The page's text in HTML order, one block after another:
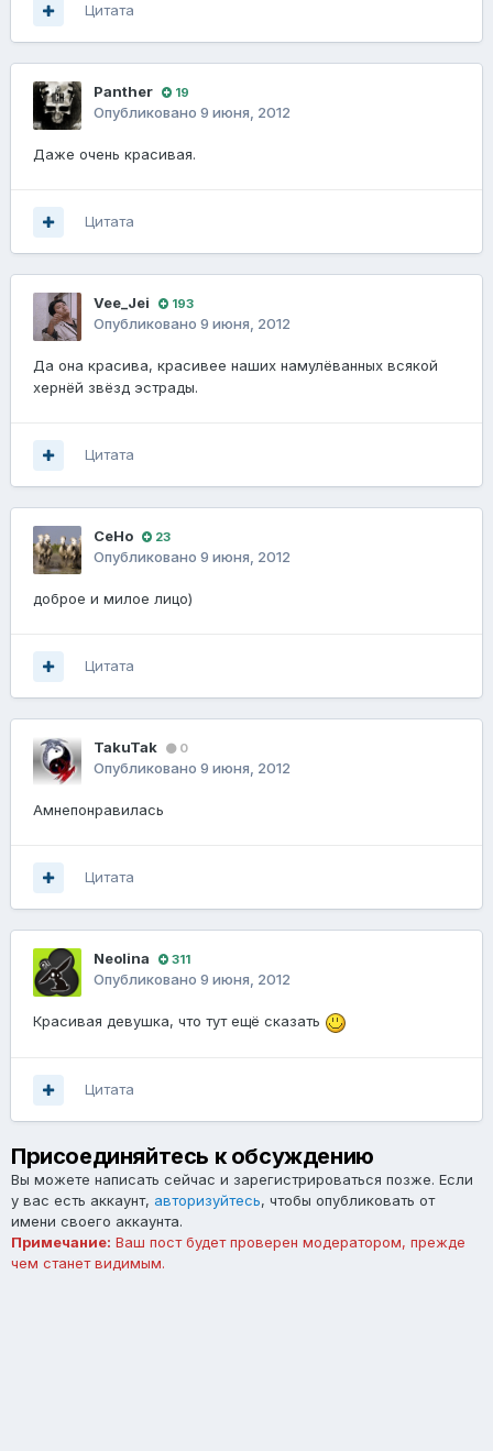
Цитата
Panther 19
Опубликовано 9 июня, 2012
Даже очень красивая.
Цитата
Vee_Jei 193
Опубликовано 9 июня, 2012
Да она красива, красивее наших намулёванных всякой
хернёй звёзд эстрады.
Цитата
CeHo 23
Опубликовано 9 июня, 2012
доброе и милое лицо)
Цитата
TakuTak 0
Опубликовано 9 июня, 2012
Амнепонравилась
Цитата
Neolina 311
Опубликовано 9 июня, 2012
Красивая девушка, что тут ещё сказать
Цитата
Присоединяйтесь к обсуждению
Вы можете написать сейчас и зарегистрироваться позже. Если
у вас есть аккаунт, авторизуйтесь, чтобы опубликовать от
имени своего аккаунта.
Примечание: Ваш пост будет проверен модератором, прежде
чем станет видимым.